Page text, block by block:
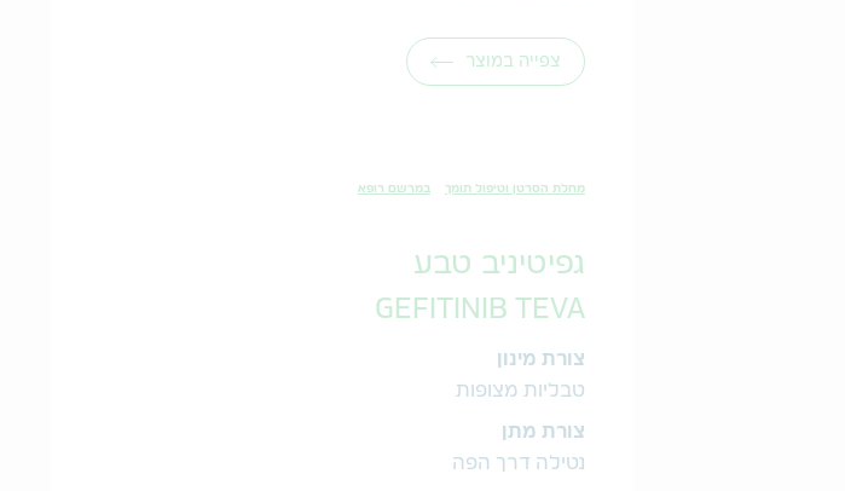
צפייה במוצר
מחלת הסרטן וטיפול תומך במרשם רופא
גפיטיניב טבע
GEFITINIB TEVA
צורת מינון
טבליות מצופות
צורת מתן
נטילה דרך הפה